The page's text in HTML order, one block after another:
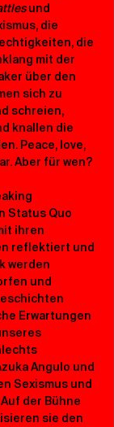
und
die
die
mit der
über den
sich zu
schreien,
knallen die
Peace, love,
Aber für wen?
Status Quo
ihren
reflektiert und
werden
und
Erwartungen
Angulo und
Sexismus und
der Bühne
sie den